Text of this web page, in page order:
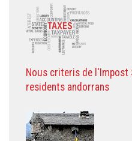
Nous criteris de l'Impost
residents andorrans